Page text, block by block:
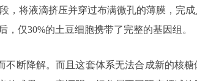
，将液滴挤压并穿过布满微孔的薄膜，完
仅30%的土豆细胞携带了完整的基因组。
断降解。而且这套体系无法合成新的核